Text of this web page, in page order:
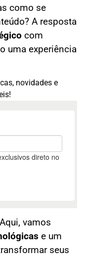
como se
A resposta
com
uma experiência
novidades e
vamos
e um
seus